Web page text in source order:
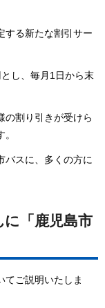
する新たな割引サー
し、毎月1日から末
の割り引きが受けら
バスに、多くの方に
に「鹿児島市
てご説明いたしま